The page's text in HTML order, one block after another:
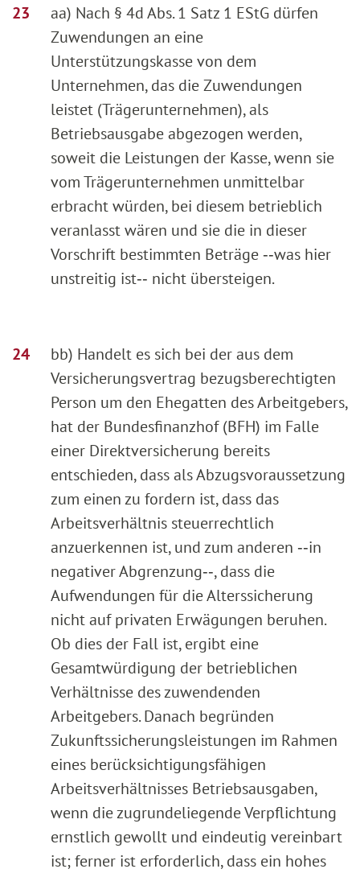
aa) Nach § 4d Abs. 1 Satz 1 EStG dürfen
Zuwendungen an eine
Unterstützungskasse von dem
Unternehmen, das die Zuwendungen
leistet (Trägerunternehmen), als
Betriebsausgabe abgezogen werden,
soweit die Leistungen der Kasse, wenn sie
vom Trägerunternehmen unmittelbar
erbracht würden, bei diesem betrieblich
veranlasst wären und sie die in dieser
Vorschrift bestimmten Beträge ‑‑was hier
unstreitig ist‑‑ nicht übersteigen.
bb) Handelt es sich bei der aus dem
Versicherungsvertrag bezugsberechtigten
Person um den Ehegatten des Arbeitgebers,
hat der Bundesfinanzhof (BFH) im Falle
einer Direktversicherung bereits
entschieden, dass als Abzugsvoraussetzung
zum einen zu fordern ist, dass das
Arbeitsverhältnis steuerrechtlich
anzuerkennen ist, und zum anderen ‑‑in
negativer Abgrenzung‑‑, dass die
Aufwendungen für die Alterssicherung
nicht auf privaten Erwägungen beruhen.
Ob dies der Fall ist, ergibt eine
Gesamtwürdigung der betrieblichen
Verhältnisse des zuwendenden
Arbeitgebers. Danach begründen
Zukunftssicherungsleistungen im Rahmen
eines berücksichtigungsfähigen
Arbeitsverhältnisses Betriebsausgaben,
wenn die zugrundeliegende Verpflichtung
ernstlich gewollt und eindeutig vereinbart
ist; ferner ist erforderlich, dass ein hohes